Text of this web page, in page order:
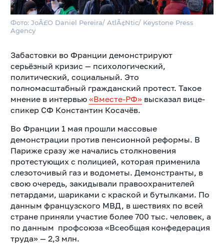
Фото: JoÃ£O Daniel Pereira/ AtlÃ¢Ntic/ Keystone Press
Agency
Забастовки во Франции демонстрируют
серьёзный кризис — психологический,
политический, социальный. Это
полномасштабный гражданский протест. Такое
мнение в интервью «Вместе-РФ»высказал вице-
спикер СФ Константин Косачёв.
Во Франции 1 мая прошли массовые
демонстрации против пенсионной реформы. В
Париже сразу же начались столкновения
протестующих с полицией, которая применила
слезоточивый газ и водометы. Демонстранты, в
свою очередь, закидывали правоохранителей
петардами, шариками с краской и бутылками. По
данным французского МВД, в шествиях по всей
стране приняли участие более 700 тыс. человек, а
по данным профсоюза «Всеобщая конфедерация
труда» — 2,3 млн.